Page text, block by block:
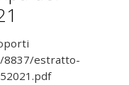
8837/estratto-